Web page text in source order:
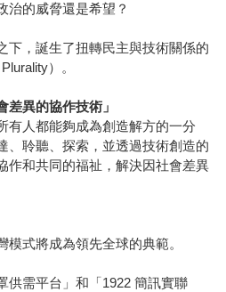
治的威脅還是希望？
下，誕生了扭轉民主與技術關係的
）。
差異的協作技術」
有人都能夠成為創造解方的一分
、聆聽、探索，並透過技術創造的
作和共同的福祉，解決因社會差異
式將成為領先全球的典範。
供需平台」和「1922 簡訊實聯